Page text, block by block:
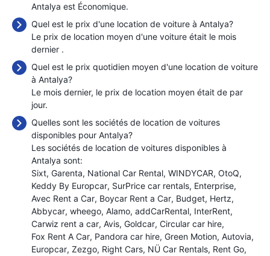
Antalya est Économique.
Quel est le prix d'une location de voiture à Antalya?
Le prix de location moyen d'une voiture était le mois
dernier .
Quel est le prix quotidien moyen d'une location de voiture
à Antalya?
Le mois dernier, le prix de location moyen était de par
jour.
Quelles sont les sociétés de location de voitures
disponibles pour Antalya?
Les sociétés de location de voitures disponibles à
Antalya sont:
Sixt Garenta National Car Rental WINDYCAR OtoQ
Keddy By Europcar SurPrice car rentals Enterprise
Avec Rent a Car Boycar Rent a Car Budget Hertz
Abbycar wheego Alamo addCarRental InterRent
Carwiz rent a car Avis Goldcar Circular car hire
Fox Rent A Car Pandora car hire Green Motion Autovia
Europcar Zezgo Right Cars NÜ Car Rentals Rent Go